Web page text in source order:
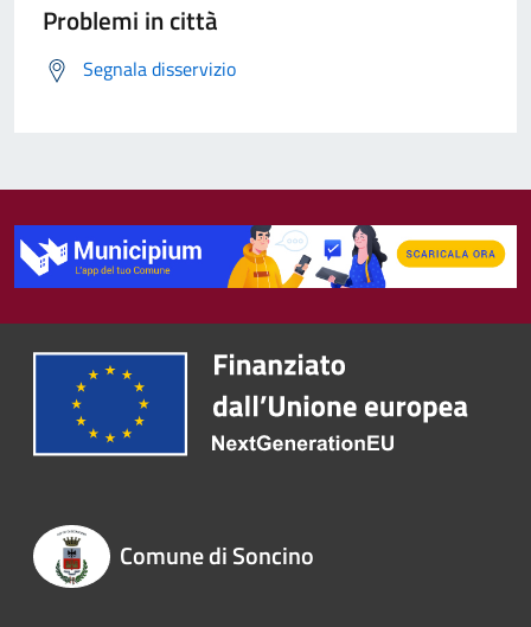
Problemi in città
Segnala disservizio
Comune di Soncino